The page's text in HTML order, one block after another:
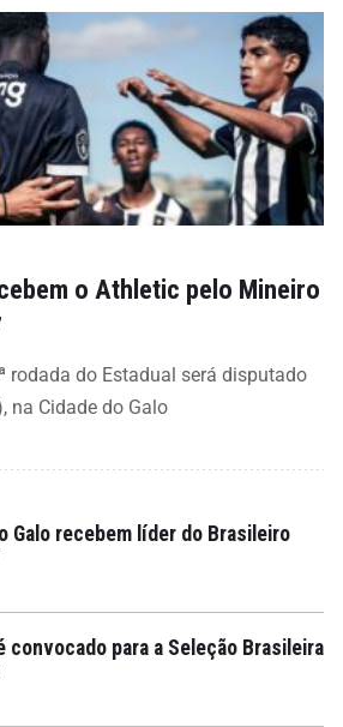
o Athletic pelo Mineiro
rodada do Estadual será disputado
na Cidade do Galo
Galo recebem líder do Brasileiro
convocado para a Seleção Brasileira